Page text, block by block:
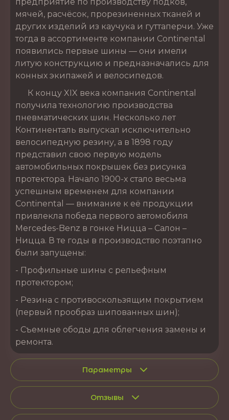
мячей, расчёсок, прорезиненных тканей и
других изделий из каучука и гуттаперчи. Уже
тогда в ассортименте компании Continental
появились первые шины — они имели
литую конструкцию и предназначались для
конных экипажей и велосипедов.
К концу XIX века компания Continental
получила технологию производства
пневматических шин. Несколько лет
Континенталь выпускал исключительно
велосипедную резину, а в 1898 году
представил свою первую модель
автомобильных покрышек без рисунка
протектора. Начало 1900-х стало весьма
успешным временем для компании
Continental — внимание к её продукции
привлекла победа первого автомобиля
Mercedes-Benz в гонке Ницца – Салон –
Ницца. В те годы в производство поэтапно
были запущены:
- Профильные шины с рельефным
протектором;
- Резина с противоскользящим покрытием
(первый прообраз шипованных шин);
- Съемные ободы для облегчения замены и
ремонта.
Параметры
Отзывы